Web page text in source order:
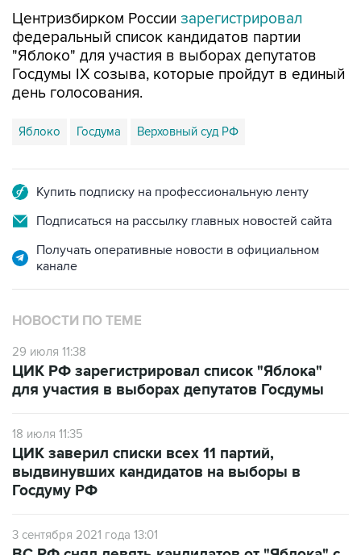
"Яблоко" для участия в выборах депутатов
Госдумы IX созыва, которые пройдут в единый
день голосования.
Яблоко Госдума Верховный суд РФ
Подписаться на рассылку главных новостей сайта
Получать оперативные новости в официальном
НОВОСТИ ПО ТЕМЕ
29 июля 11:38
для участия в выборах депутатов Госдумы
18 июля 11:35
выдвинувших кандидатов на выборы в
Госдуму РФ
3 сентября 2021 года 13:01
участия в выборах в Госдуму